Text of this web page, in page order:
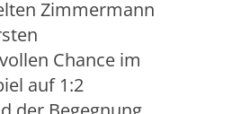
Zimmermann
Chance im
auf 1:2